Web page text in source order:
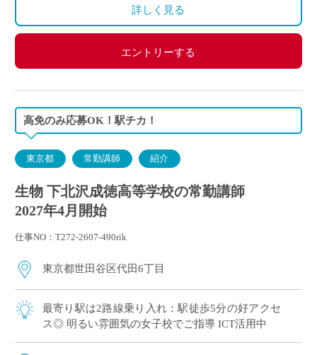
●保険等：私学共済、労災保険、雇用保険
詳しく見る
エントリーする
高免のみ応募OK！駅チカ！
東京都 常勤講師 紹介
生物 下北沢成徳高等学校の常勤講師
2027年4月開始
仕事NO：T272-2607-490rik
東京都世田谷区代田6丁目
最寄り駅は2路線乗り入れ：駅徒歩5分の好アクセ
ス◎ 明るい雰囲気の女子校でご指導 ICT活用中